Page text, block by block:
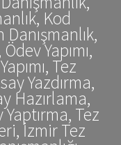
Kod
Yapımı,
Tez
Yazdırma,
Hazırlama,
Yaptırma, Tez
İzmir Tez